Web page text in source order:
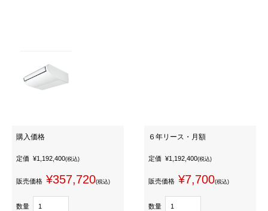
購入価格
定価 ¥1,192,400(税込)
販売価格 ¥357,720(税込)
数量
６年リース・月額
定価 ¥1,192,400(税込)
販売価格 ¥7,700(税込)
数量